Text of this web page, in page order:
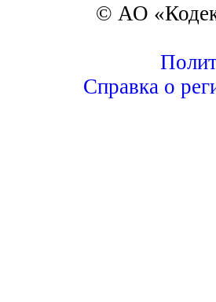
© АО
Справка о